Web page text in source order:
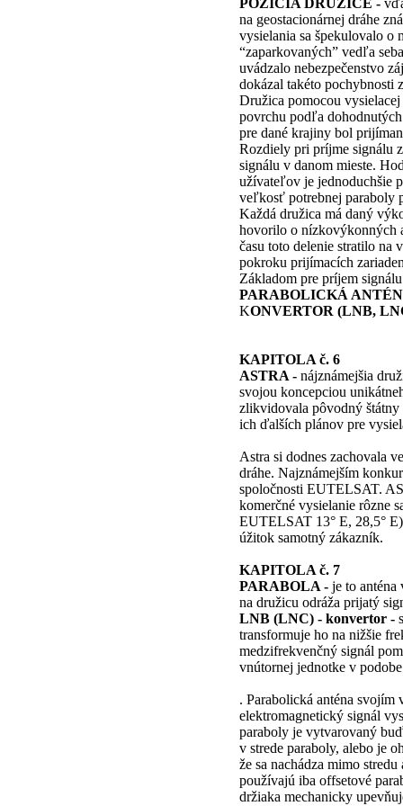
na geostacionárnej dráhe
vysielania sa špekulovalo o
“zaparkovaných” vedľa
uvádzalo nebezpečenstvo
dokázal takéto pochybnosti
Družica pomocou
povrchu podľa
pre dané krajiny bol
Rozdiely pri príjme signálu
signálu v danom mieste.
užívateľov je jednoduchšie
veľkosť potrebnej paraboly
Každá družica má daný
hovorilo o nízkovýkonných
času toto delenie stratilo na
pokroku prijímacích
Základom pre príjem
PARABOLICKÁ
KONVERTOR (LNB,
KAPITOLA č. 6
ASTRA - nájznámejšia
svojou koncepciou
zlikvidovala pôvodný štátny
ich ďalších plánov pre
Astra si dodnes zachovala
dráhe. Najznámejším
spoločnosti EUTELSAT.
komerčné vysielanie rôzne
EUTELSAT 13° E, 28,5°
úžitok samotný zákazník.
KAPITOLA č. 7
PARABOLA - je to anténa
na družicu odráža prijatý
LNB (LNC) - konvertor -
transformuje ho na nižšie
medzifrekvenčný signál
vnútornej jednotke v
. Parabolická anténa
elektromagnetický signál
paraboly je vytvarovaný
v strede paraboly, alebo je
že sa nachádza mimo
používajú iba offsetové
držiaka mechanicky